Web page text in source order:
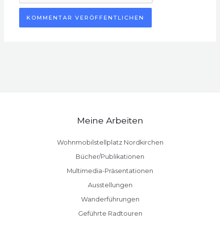
Meine Arbeiten
Wohnmobilstellplatz Nordkirchen
Bücher/Publikationen
Multimedia-Präsentationen
Ausstellungen
Wanderführungen
Geführte Radtouren